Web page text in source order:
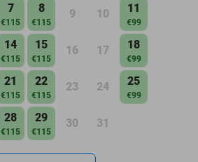
7
€115
8
€115
9 10 11
€99
14
€115
15
€115
16 17 18
€99
21
€115
22
€115
23 24 25
€99
28
€115
29
€115
30 31